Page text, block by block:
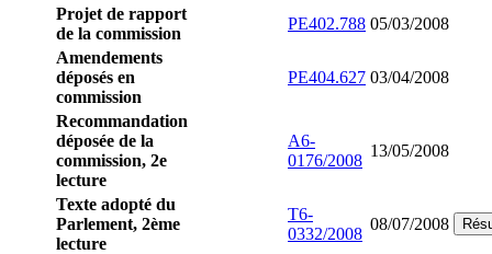
Projet de rapport
de la commission
PE402.788 05/03/2008
Amendements
déposés en
commission
PE404.627 03/04/2008
Recommandation
déposée de la
commission, 2e
lecture
A6-
0176/2008
13/05/2008
Texte adopté du
Parlement, 2ème
lecture
T6-
0332/2008
08/07/2008